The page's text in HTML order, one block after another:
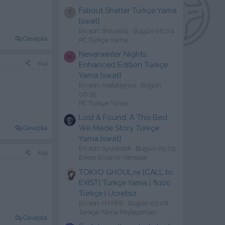
Cevapla
#44
Cevapla
#45
Cevapla
T
Fallout Shelter Türkçe Yama
[swat]
En son: this.xaliq
Bugün 08:04
PC Türkçe Yama
M
Neverwinter Nights:
Enhanced Edition Türkçe
Yama [swat]
En son: metalignus
Bugün
06:55
PC Türkçe Yama
Lost & Found: A This Bed
We Made Story Türkçe
Yama [swat]
En son: oyunkolik
Bugün 05:09
Erken Erişimli Yamalar
TOKYO GHOUL:re [CALL to
EXIST] Türkçe Yama | %100
Türkçe | Ücretsiz
En son: HYPER
Bugün 03:08
Türkçe Yama Paylaşımları